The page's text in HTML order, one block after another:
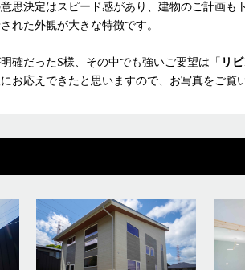
思決定はスピード感があり、建物のご計画
された外観が大きな特徴です。
確だったS様、その中でも強いご要望は「 リ
お応えできたと思いますので、お写真をご覧